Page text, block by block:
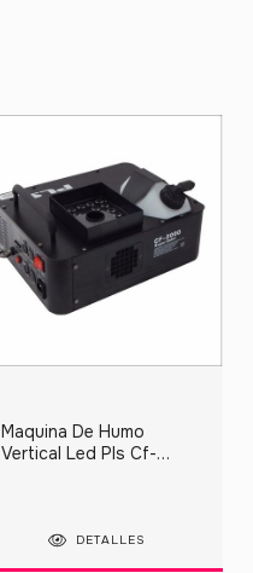
Maquina De Humo
Vertical Led Pls Cf-
DETALLES